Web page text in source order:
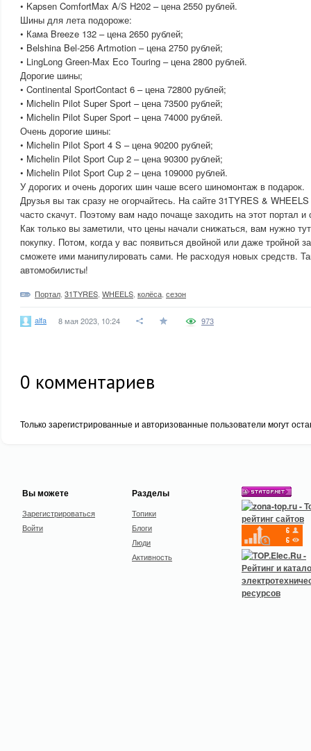
• Kapsen ComfortMax A/S H202 – цена 2550 рублей.
Шины для лета подороже:
• Кама Breeze 132 – цена 2650 рублей;
• Belshina Bel-256 Artmotion – цена 2750 рублей;
• LingLong Green-Max Eco Touring – цена 2800 рублей.
Дорогие шины;
• Continental SportContact 6 – цена 72800 рублей;
• Michelin Pilot Super Sport – цена 73500 рублей;
• Michelin Pilot Super Sport – цена 74000 рублей.
Очень дорогие шины:
• Michelin Pilot Sport 4 S – цена 90200 рублей;
• Michelin Pilot Sport Cup 2 – цена 90300 рублей;
• Michelin Pilot Sport Cup 2 – цена 109000 рублей.
У дорогих и очень дорогих шин чаше всего шиномонтаж в подарок.
Друзья вы так сразу не огорчайтесь. На сайте 31TYRES &
часто скачут. Поэтому вам надо почаще заходить на этот портал
Как только вы заметили, что цены начали снижаться, вам нужно
покупку. Потом, когда у вас появиться двойной или даже тройной
сможете ими манипулировать сами. Не расходуя новых средств.
автомобилисты!
Портал 31TYRES WHEELS колёса сезон
alfa 8 мая 2023, 10:24 973
0 комментариев
Только зарегистрированные и авторизованные пользователи могут
Вы можете
Зарегистрироваться
Войти
Разделы
Топики
Блоги
Люди
Активность